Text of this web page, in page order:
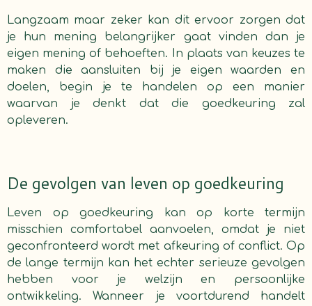
Langzaam maar zeker kan dit ervoor zorgen dat
je hun mening belangrijker gaat vinden dan je
eigen mening of behoeften. In plaats van keuzes te
maken die aansluiten bij je eigen waarden en
doelen, begin je te handelen op een manier
waarvan je denkt dat die goedkeuring zal
opleveren.
De gevolgen van leven op goedkeuring
Leven op goedkeuring kan op korte termijn
misschien comfortabel aanvoelen, omdat je niet
geconfronteerd wordt met afkeuring of conflict. Op
de lange termijn kan het echter serieuze gevolgen
hebben voor je welzijn en persoonlijke
ontwikkeling. Wanneer je voortdurend handelt